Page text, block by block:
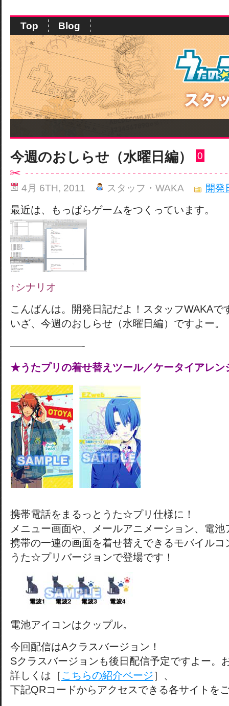
Top Blog
今週のおしらせ（水曜日編） 0
4月 6TH, 2011 スタッフ・WAKA 開発
最近は、もっぱらゲームをつくっています。
↑シナリオ
こんばんは。開発日記だよ！スタッフWAKAで
いざ、今週のおしらせ（水曜日編）ですよー。
———————-
★うたプリの着せ替えツール／ケータイアレン
携帯電話をまるっとうた☆プリ仕様に！
メニュー画面や、メールアニメーション、電池
携帯の一連の画面を着せ替えできるモバイルコ
うた☆プリバージョンで登場です！
電池アイコンはクップル。
今回配信はAクラスバージョン！
Sクラスバージョンも後日配信予定ですよー。
詳しくは［ こちらの紹介ページ］、
下記QRコードからアクセスできる各サイトを